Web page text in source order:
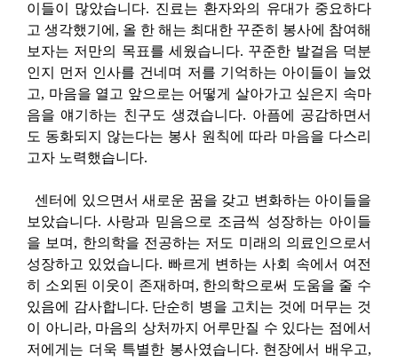
이들이 많았습니다. 진료는 환자와의 유대가 중요하다
고 생각했기에, 올 한 해는 최대한 꾸준히 봉사에 참여해
보자는 저만의 목표를 세웠습니다. 꾸준한 발걸음 덕분
인지 먼저 인사를 건네며 저를 기억하는 아이들이 늘었
고, 마음을 열고 앞으로는 어떻게 살아가고 싶은지 속마
음을 얘기하는 친구도 생겼습니다. 아픔에 공감하면서
도 동화되지 않는다는 봉사 원칙에 따라 마음을 다스리
고자 노력했습니다.
센터에 있으면서 새로운 꿈을 갖고 변화하는 아이들을
보았습니다. 사랑과 믿음으로 조금씩 성장하는 아이들
을 보며, 한의학을 전공하는 저도 미래의 의료인으로서
성장하고 있었습니다. 빠르게 변하는 사회 속에서 여전
히 소외된 이웃이 존재하며, 한의학으로써 도움을 줄 수
있음에 감사합니다. 단순히 병을 고치는 것에 머무는 것
이 아니라, 마음의 상처까지 어루만질 수 있다는 점에서
저에게는 더욱 특별한 봉사였습니다. 현장에서 배우고,